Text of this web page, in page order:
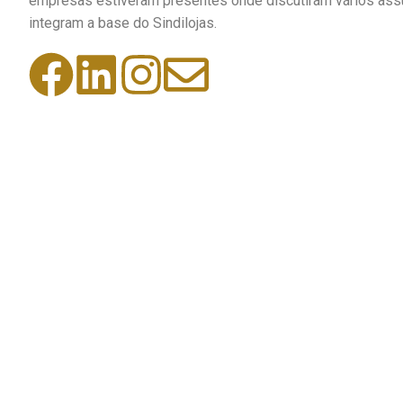
integram a base do Sindilojas.